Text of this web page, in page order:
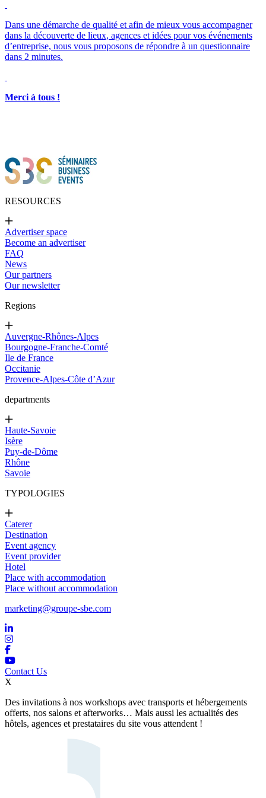
Merci à tous !
RESOURCES
Advertiser space
Become an advertiser
FAQ
News
Our partners
Our newsletter
Regions
Auvergne-Rhônes-Alpes
Bourgogne-Franche-Comté
Ile de France
Occitanie
Provence-Alpes-Côte d’Azur
departments
Haute-Savoie
Isère
Puy-de-Dôme
Rhône
Savoie
TYPOLOGIES
Caterer
Destination
Event agency
Event provider
Hotel
Place with accommodation
Place without accommodation
marketing@groupe-sbe.com
Contact Us
X
Des invitations à nos workshops avec transports et hébergements
offerts, nos salons et afterworks… Mais aussi les actualités des
hôtels, agences et prestataires du site vous attendent !